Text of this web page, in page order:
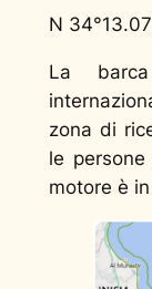
N
La
zona di
le
motore è